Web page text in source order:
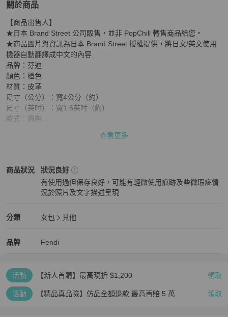
關於商品
關於【日本直送】FENDI Strap You 肩帶 皮革 橘色 Auth
【商品出售人】
★日本 Brand Street 公司販售，並非 PopChill 轉售商品給您。
★商品圖片與資訊為日本 Brand Street 授權提供，將日文/英文使用
機器自動翻譯成中文的內容
品牌：芬迪
顏色：橙色
材質：皮革
尺寸（公分）：寬4公分（約）
尺寸（英吋）：寬1.6英吋（約）
款式：肩帶
等級：A
SKU：hk2497
角落：-
其他備註：-
【PopChill 台灣購物保障】
★免國際運費，免高額關稅．90天仿品疑慮全額退款
★下單時於 PopChill 付費台幣499元加購安心購（正品鑑定）與（品
查看更多
商品狀況
Fendi女包 商品狀態與細節
狀況良好
有使用過但保存良好，可能有輕微使用痕跡及些微瑕疵情
況於照片及文字描述呈現
分類
Fendi 分類資訊
女包
其他
品牌
Fendi 女包品牌介紹
Fendi
Fendi 推薦清單
活動 【新人首購】最高現折 $1,200 領取
活動 【精品真品險】仿品全額退款 最高再賠 5 萬 領取